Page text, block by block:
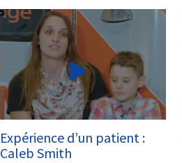
Expérience d’un patient :
Caleb Smith